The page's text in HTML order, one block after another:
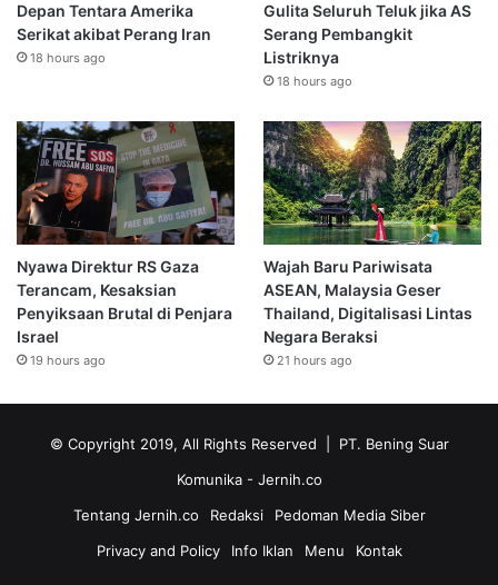
Depan Tentara Amerika
Serikat akibat Perang Iran
18 hours ago
Gulita Seluruh Teluk jika AS
Serang Pembangkit
Listriknya
18 hours ago
Nyawa Direktur RS Gaza
Terancam, Kesaksian
Penyiksaan Brutal di Penjara
Israel
19 hours ago
Wajah Baru Pariwisata
ASEAN, Malaysia Geser
Thailand, Digitalisasi Lintas
Negara Beraksi
21 hours ago
© Copyright 2019, All Rights Reserved | PT. Bening Suar
Komunika - Jernih.co
Tentang Jernih.co
Redaksi
Pedoman Media Siber
Privacy and Policy
Info Iklan Menu Kontak